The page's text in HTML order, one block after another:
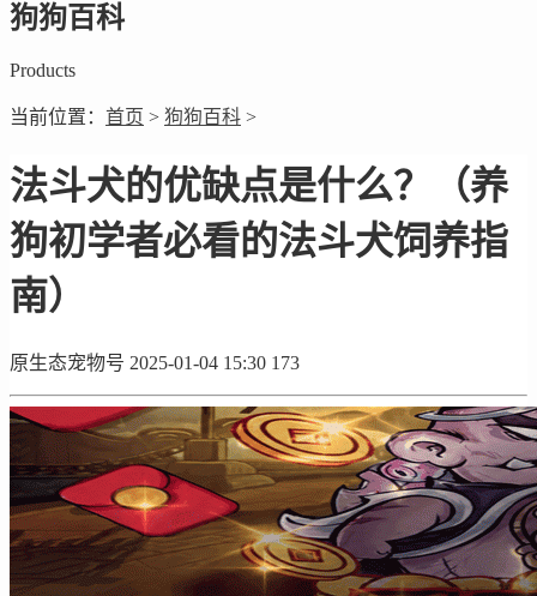
狗狗百科
Products
当前位置： 首页 > 狗狗百科 >
法斗犬的优缺点是什么？（养
狗初学者必看的法斗犬饲养指
南）
原生态宠物号 2025-01-04 15:30 173